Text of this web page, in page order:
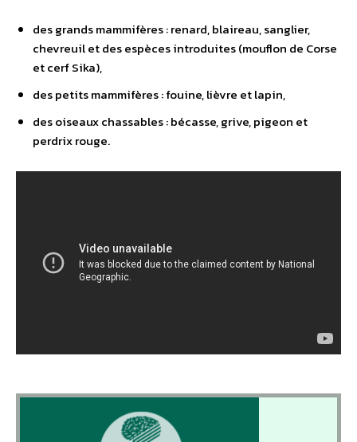
des grands mammifères : renard, blaireau, sanglier,
chevreuil et des espèces introduites (mouflon de Corse
et cerf Sika),
des petits mammifères : fouine, lièvre et lapin,
des oiseaux chassables : bécasse, grive, pigeon et
perdrix rouge.